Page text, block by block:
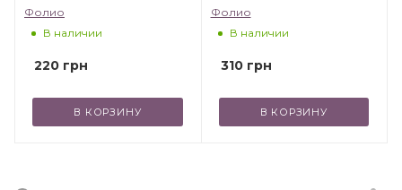
Фолио
В наличии
220 грн
В КОРЗИНУ
Фолио
В наличии
310грн
В КОРЗИНУ